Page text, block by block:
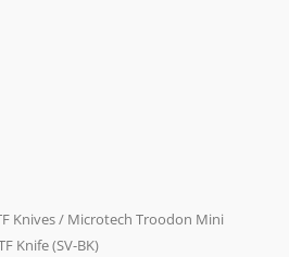
Knives/ Microtech Troodon Mini
Knife (SV-BK)